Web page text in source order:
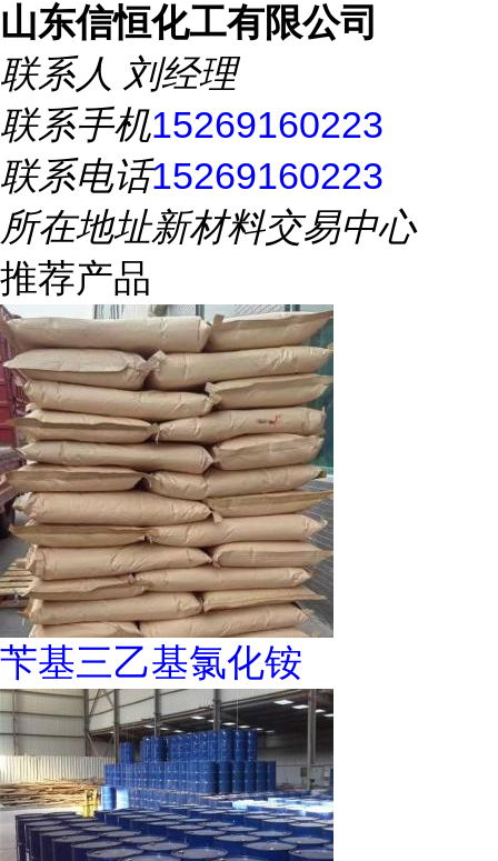
山东信恒化工有限公司
联系人 刘经理
联系手机15269160223
联系电话15269160223
所在地址新材料交易中心
推荐产品
苄基三乙基氯化铵